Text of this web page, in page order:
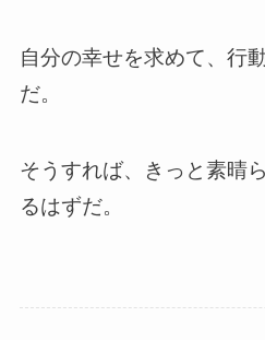
自分の幸せを求めて、行
だ。
そうすれば、きっと素晴
るはずだ。